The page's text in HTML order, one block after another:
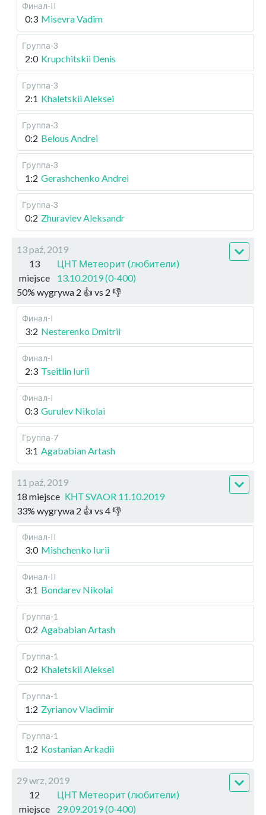
Финал-II
0:3 Misevra Vadim
Группа-3
2:0 Krupchitskii Denis
Группа-3
2:1 Khaletskii Aleksei
Группа-3
0:2 Belous Andrei
Группа-3
1:2 Gerashchenko Andrei
Группа-3
0:2 Zhuravlev Aleksandr
13 paź, 2019
13
miejsce
ЦНТ Метеорит (любители)
13.10.2019 (0-400)
50% wygrywa 2 👍 vs 2 👎
Финал-I
3:2 Nesterenko Dmitrii
Финал-I
2:3 Tseitlin Iurii
Финал-I
0:3 Gurulev Nikolai
Группа-7
3:1 Agababian Artash
11 paź, 2019
18 miejsce КНТ SVAOR 11.10.2019
33% wygrywa 2 👍 vs 4👎
Финал-II
3:0 Mishchenko Iurii
Финал-II
3:1 Bondarev Nikolai
Группа-1
0:2 Agababian Artash
Группа-1
0:2 Khaletskii Aleksei
Группа-1
1:2 Zyrianov Vladimir
Группа-1
1:2 Kostanian Arkadii
29 wrz, 2019
12
miejsce
ЦНТ Метеорит (любители)
29.09.2019 (0-400)